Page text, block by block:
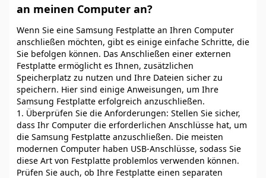
an meinen Computer an?
Wenn Sie eine Samsung Festplatte an Ihren Computer
anschließen möchten, gibt es einige einfache Schritte, die
Sie befolgen können. Das Anschließen einer externen
Festplatte ermöglicht es Ihnen, zusätzlichen
Speicherplatz zu nutzen und Ihre Dateien sicher zu
speichern. Hier sind einige Anweisungen, um Ihre
Samsung Festplatte erfolgreich anzuschließen.
1. Überprüfen Sie die Anforderungen: Stellen Sie sicher,
dass Ihr Computer die erforderlichen Anschlüsse hat, um
die Samsung Festplatte anzuschließen. Die meisten
modernen Computer haben USB-Anschlüsse, sodass Sie
diese Art von Festplatte problemlos verwenden können.
Prüfen Sie auch, ob Ihre Festplatte einen separaten